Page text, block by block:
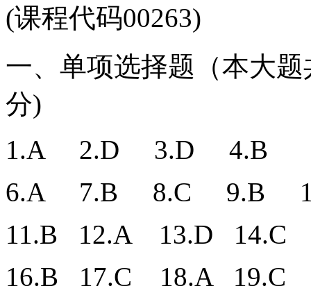
(课程代码00263)
一、单项选择题（本大
分)
1.A 2.D 3.D 4.B
6.A 7.B 8.C 9.B
11.B 12.A 13.D 14.C
16.B 17.C 18.A 19.C